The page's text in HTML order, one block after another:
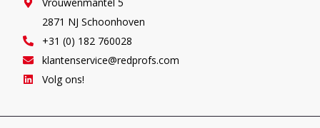
2871 NJ Schoonhoven
+31 (0) 182 760028
klantenservice@redprofs.com
Volg ons!